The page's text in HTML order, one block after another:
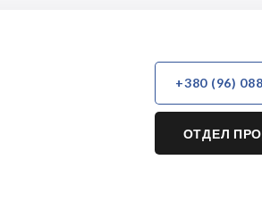
+380 (96)
ОТДЕЛ